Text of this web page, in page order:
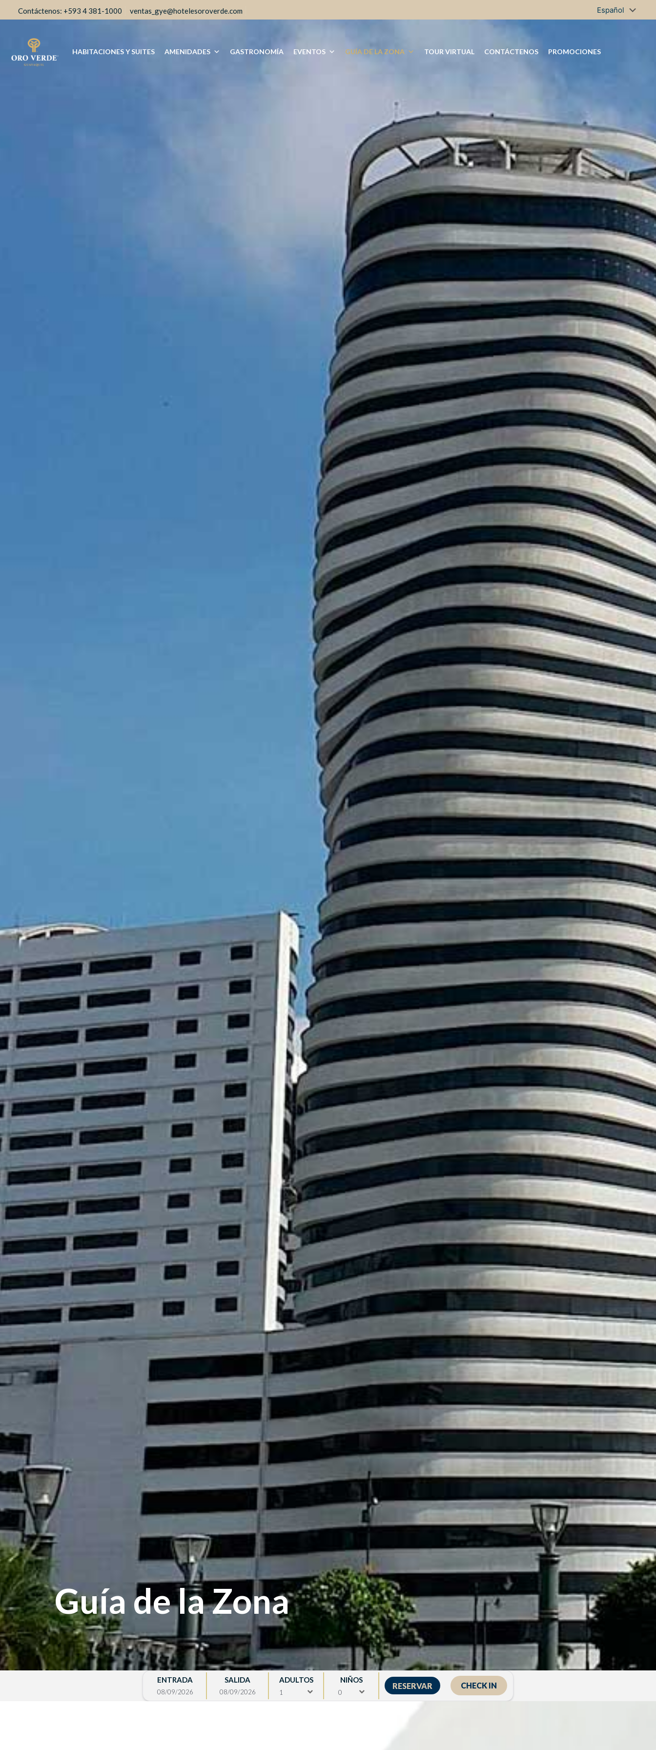
+593 4 381-1000 ventas_gye@hotelesoroverde.com
HABITACIONES Y SUITES AMENIDADES GASTRONOMÍA EVENTOS GUÍA DE LA ZONA TOUR VIRTUAL CONTÁCTENOS PROMOCIONES
Guía de la Zona
ENTRADA SALIDA ADULTOS NIÑOS
CHECK IN